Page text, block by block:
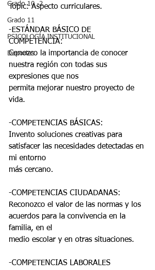
Grado 10 -2
Grado 11
PSICOLOGÍA INSTITUCIONAL
Deportes
Topic: Aspecto curriculares.
-ESTÁNDAR BÁSICO DE
COMPETENCIA:
Conozco la importancia de conocer
nuestra región con todas sus
expresiones que nos
permita mejorar nuestro proyecto de
vida.
-COMPETENCIAS BÁSICAS:
Invento soluciones creativas para
satisfacer las necesidades detectadas en
mi entorno
más cercano.
-COMPETENCIAS CIUDADANAS:
Reconozco el valor de las normas y los
acuerdos para la convivencia en la
familia, en el
medio escolar y en otras situaciones.
-COMPETENCIAS LABORALES